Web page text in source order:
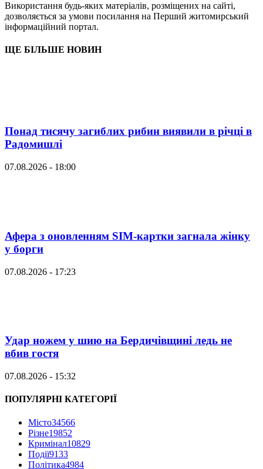
Використання будь-яких матеріалів, розміщених на сайті,
дозволяється за умови посилання на Перший житомирський
інформаційний портал.
ЩЕ БІЛЬШЕ НОВИН
Понад тисячу загиблих рибин виявили в річці в
Радомишлі
07.08.2026 - 18:00
Афера з оновленням SIM-картки загнала жінку
у борги
07.08.2026 - 17:23
Удар ножем у шию на Бердичівщині ледь не
вбив гостя
07.08.2026 - 15:32
ПОПУЛЯРНІ КАТЕГОРІЇ
Місто34566
Різне19852
Кримінал10829
Події9133
Політика4984